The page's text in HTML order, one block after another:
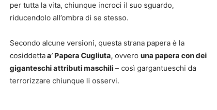
per tutta la vita, chiunque incroci il suo sguardo,
riducendolo all’ombra di se stesso.
Secondo alcune versioni, questa strana papera è la
cosiddettaa’ Papera Cugliuta, ovvero una papera con dei
giganteschi attributi maschili – così gargantueschi da
terrorizzare chiunque li osservi.